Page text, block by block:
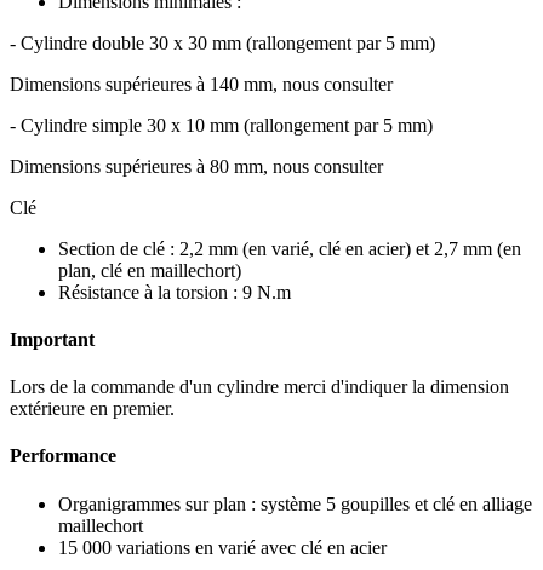
- Cylindre double 30 x 30 mm (rallongement par 5 mm)
Dimensions supérieures à 140 mm, nous consulter
- Cylindre simple 30 x 10 mm (rallongement par 5 mm)
Dimensions supérieures à 80 mm, nous consulter
Clé
Section de clé : 2,2 mm (en varié, clé en acier) et 2,7 mm (en
plan, clé en maillechort)
Résistance à la torsion : 9 N.m
Important
Lors de la commande d'un cylindre merci d'indiquer la dimension
extérieure en premier.
Performance
Organigrammes sur plan : système 5 goupilles et clé en alliage
maillechort
15 000 variations en varié avec clé en acier